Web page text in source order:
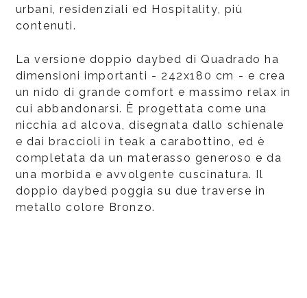
urbani, residenziali ed Hospitality, più
contenuti.
La versione doppio daybed di Quadrado ha
dimensioni importanti - 242x180 cm - e crea
un nido di grande comfort e massimo relax in
cui abbandonarsi. È progettata come una
nicchia ad alcova, disegnata dallo schienale
e dai braccioli in teak a carabottino, ed è
completata da un materasso generoso e da
una morbida e avvolgente cuscinatura. Il
doppio daybed poggia su due traverse in
metallo colore Bronzo.